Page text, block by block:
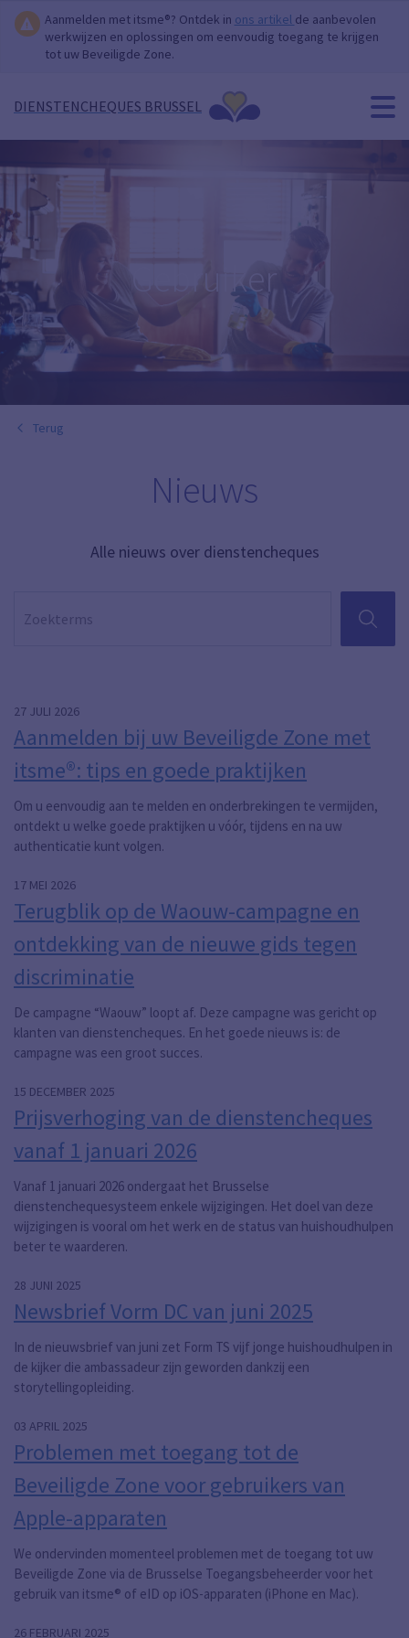
Aanmelden met itsme®? Ontdek in ons artikel de aanbevolen
werkwijzen en oplossingen om eenvoudig toegang te krijgen
tot uw Beveiligde Zone.
DIENSTENCHEQUES BRUSSEL
Gebruiker
Terug
Nieuws
Alle nieuws over dienstencheques
ZOEKEN
27 JULI 2026
Aanmelden bij uw Beveiligde Zone met
itsme®: tips en goede praktijken
Om u eenvoudig aan te melden en onderbrekingen te vermijden,
ontdekt u welke goede praktijken u vóór, tijdens en na uw
authenticatie kunt volgen.
17 MEI 2026
Terugblik op de Waouw-campagne en
ontdekking van de nieuwe gids tegen
discriminatie
De campagne “Waouw” loopt af. Deze campagne was gericht op
klanten van dienstencheques. En het goede nieuws is: de
campagne was een groot succes.
15 DECEMBER 2025
Prijsverhoging van de dienstencheques
vanaf 1 januari 2026
Vanaf 1 januari 2026 ondergaat het Brusselse
dienstenchequesysteem enkele wijzigingen. Het doel van deze
wijzigingen is vooral om het werk en de status van huishoudhulpen
beter te waarderen.
28 JUNI 2025
Newsbrief Vorm DC van juni 2025
In de nieuwsbrief van juni zet Form TS vijf jonge huishoudhulpen in
de kijker die ambassadeur zijn geworden dankzij een
storytellingopleiding.
03 APRIL 2025
Problemen met toegang tot de
Beveiligde Zone voor gebruikers van
Apple-apparaten
We ondervinden momenteel problemen met de toegang tot uw
Beveiligde Zone via de Brusselse Toegangsbeheerder voor het
gebruik van itsme® of eID op iOS-apparaten (iPhone en Mac).
26 FEBRUARI 2025
Pagina
Pagina 2